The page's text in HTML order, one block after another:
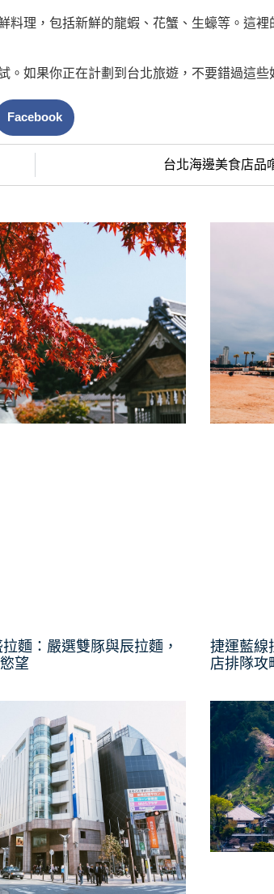
理，包括新鮮的龍蝦、花蟹、生蠔等。這
如果你正在計劃到台北旅遊，不要錯過這些
Facebook
台北海邊美食店品
麵：嚴選雙豚與辰拉麵，
望
捷運藍線
店排隊攻